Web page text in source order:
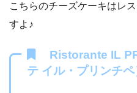
こちらのチーズケーキはレ
すよ♪
Ristorante IL
テ イル・プリンチペ